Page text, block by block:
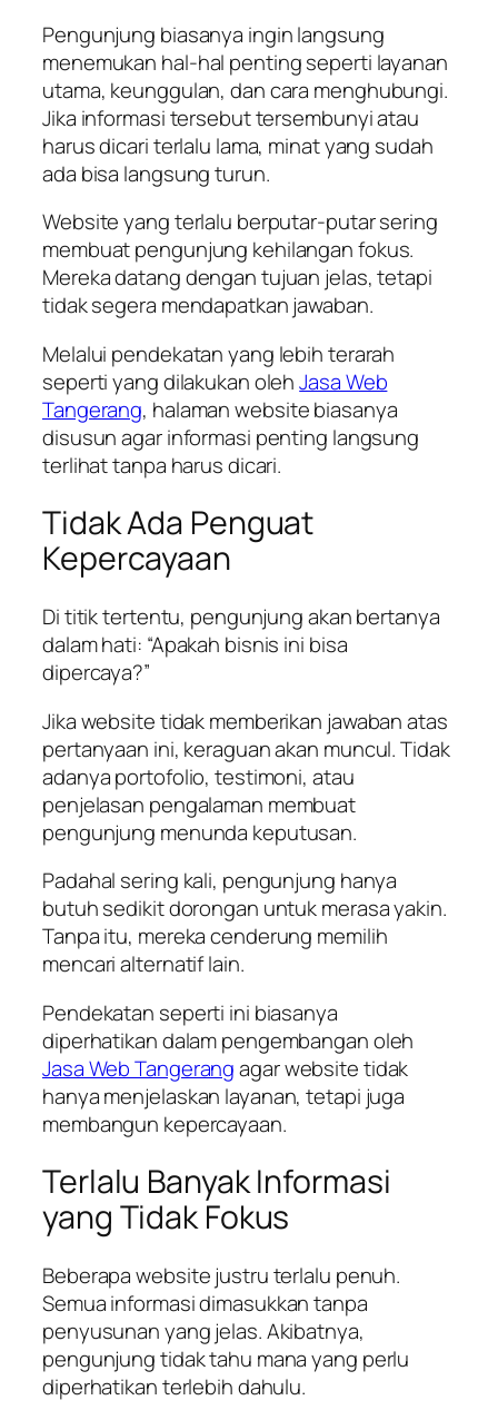
Pengunjung biasanya ingin langsung
menemukan hal-hal penting seperti layanan
utama, keunggulan, dan cara menghubungi.
Jika informasi tersebut tersembunyi atau
harus dicari terlalu lama, minat yang sudah
ada bisa langsung turun.
Website yang terlalu berputar-putar sering
membuat pengunjung kehilangan fokus.
Mereka datang dengan tujuan jelas, tetapi
tidak segera mendapatkan jawaban.
Melalui pendekatan yang lebih terarah
seperti yang dilakukan olehJasa Web
Tangerang, halaman website biasanya
disusun agar informasi penting langsung
terlihat tanpa harus dicari.
Tidak Ada Penguat
Kepercayaan
Di titik tertentu, pengunjung akan bertanya
dalam hati: “Apakah bisnis ini bisa
dipercaya?”
Jika website tidak memberikan jawaban atas
pertanyaan ini, keraguan akan muncul. Tidak
adanya portofolio, testimoni, atau
penjelasan pengalaman membuat
pengunjung menunda keputusan.
Padahal sering kali, pengunjung hanya
butuh sedikit dorongan untuk merasa yakin.
Tanpa itu, mereka cenderung memilih
mencari alternatif lain.
Pendekatan seperti ini biasanya
diperhatikan dalam pengembangan oleh
Jasa Web Tangerangagar website tidak
hanya menjelaskan layanan, tetapi juga
membangun kepercayaan.
Terlalu Banyak Informasi
yang Tidak Fokus
Beberapa website justru terlalu penuh.
Semua informasi dimasukkan tanpa
penyusunan yang jelas. Akibatnya,
pengunjung tidak tahu mana yang perlu
diperhatikan terlebih dahulu.